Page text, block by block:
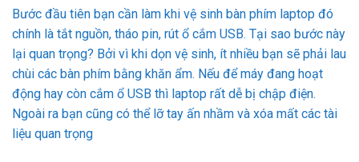
Bước đầu tiên bạn cần làm khi vệ sinh bàn phím laptop đó
chính là tắt nguồn, tháo pin, rút ổ cắm USB. Tại sao bước này
lại quan trọng? Bởi vì khi dọn vệ sinh, ít nhiều bạn sẽ phải lau
chùi các bàn phím bằng khăn ẩm. Nếu để máy đang hoạt
động hay còn cắm ổ USB thì laptop rất dễ bị chập điện.
Ngoài ra bạn cũng có thể lỡ tay ấn nhầm và xóa mất các tài
liệu quan trọng